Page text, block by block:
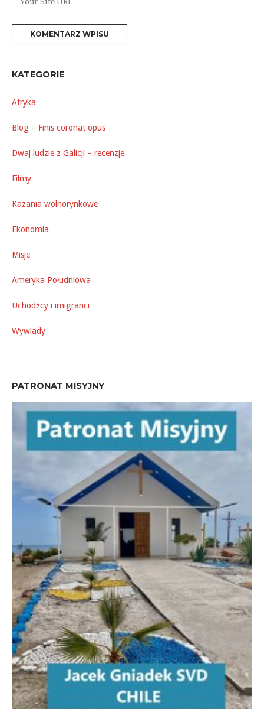
internetowa
KATEGORIE
Afryka
Blog – Finis coronat opus
Dwaj ludzie z Galicji – recenzje
Filmy
Kazania wolnorynkowe
Ekonomia
Misje
Ameryka Południowa
Uchodźcy i imigranci
Wywiady
PATRONAT MISYJNY